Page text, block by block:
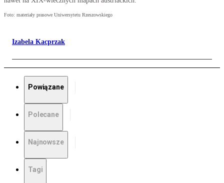
Foto: materiały prasowe Uniwersytetu Rzeszowskiego
Izabela Kacprzak
Powiązane
Polecane
Najnowsze
Tagi